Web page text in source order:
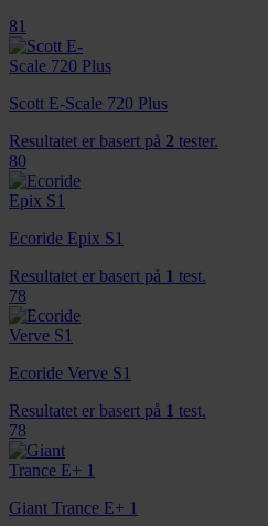
81
Scott E-Scale 720 Plus
Resultatet er basert på 2 tester.
80
Ecoride Epix S1
Resultatet er basert på 1 test.
78
Ecoride Verve S1
Resultatet er basert på 1 test.
78
Giant Trance E+ 1